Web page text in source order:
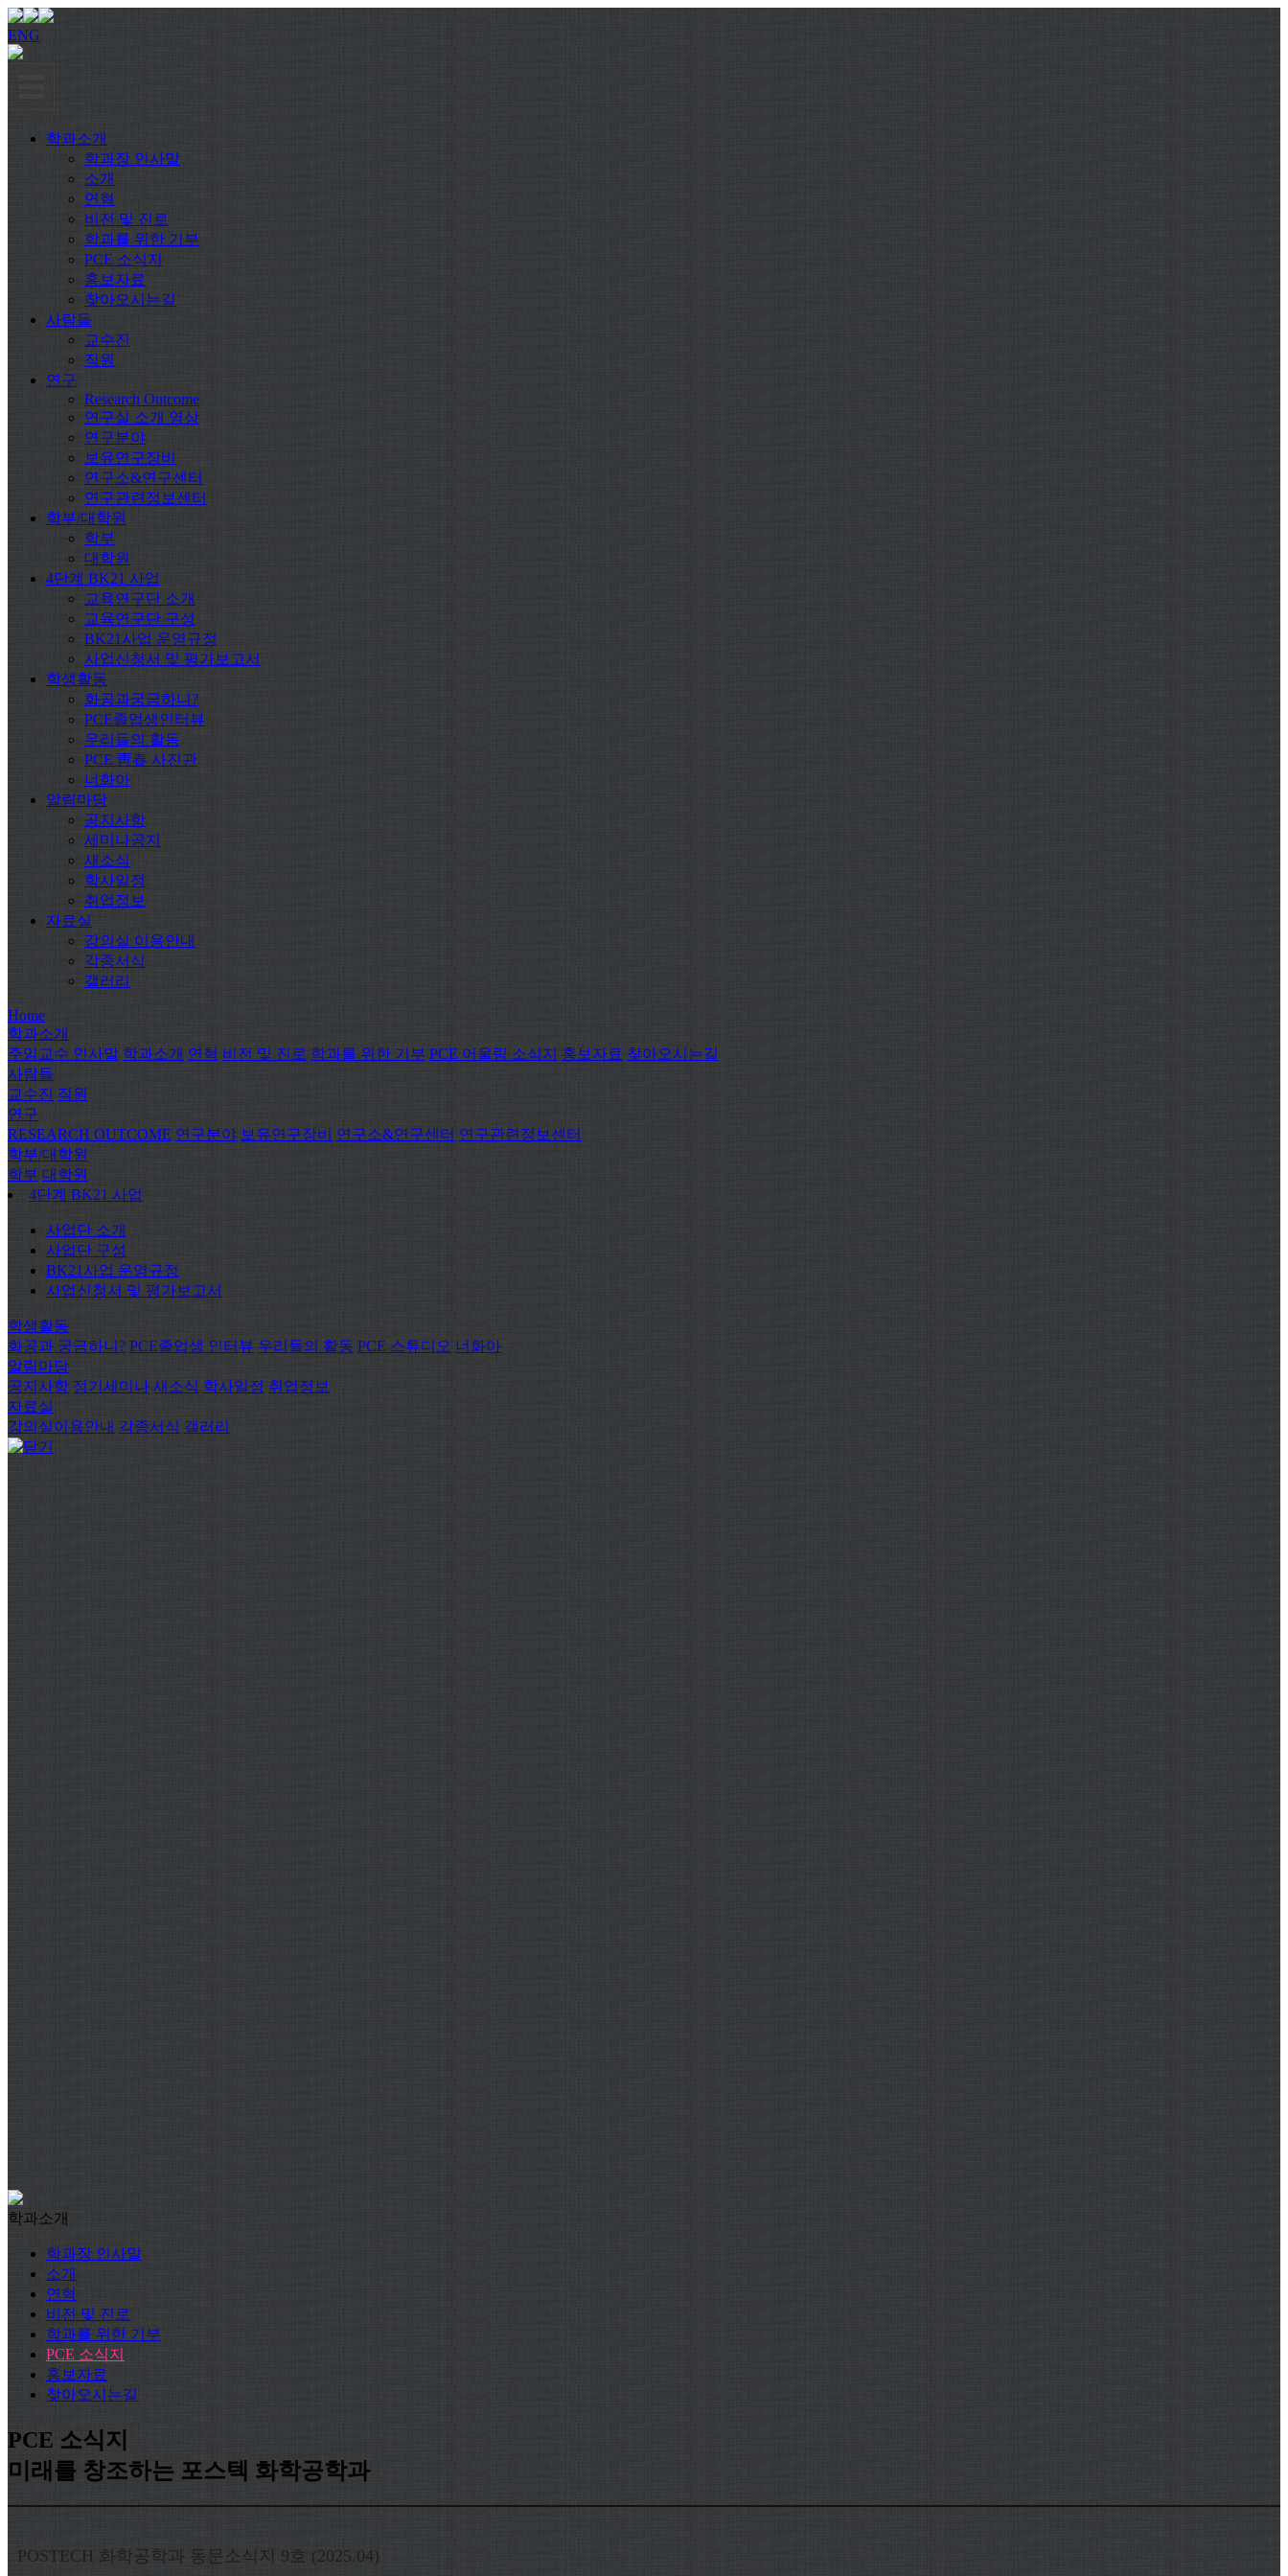
ENG
학과소개
학과장 인사말
소개
연혁
비전 및 진로
학과를 위한 기부
PCE 소식지
홍보자료
찾아오시는길
사람들
교수진
직원
연구
Research Outcome
연구실 소개 영상
연구분야
보유연구장비
연구소&연구센터
연구관련정보센터
학부/대학원
학부
대학원
4단계 BK21 사업
교육연구단 소개
교육연구단 구성
BK21사업 운영규정
사업신청서 및 평가보고서
학생활동
화공과궁금하니?
PCE졸업생인터뷰
우리들의 활동
PCE 靑春 사진관
너화아
알림마당
공지사항
세미나공지
새소식
학사일정
취업정보
자료실
강의실 이용안내
각종서식
갤러리
Home
학과소개
주임교수 인사말 학과소개 연혁 비전 및 진로 학과를 위한 기부 PCE 어울림 소식지 홍보자료 찾아오시는길
사람들
교수진 직원
연구
RESEARCH OUTCOME 연구분야 보유연구장비 연구소&연구센터 연구관련정보센터
학부/대학원
학부 대학원
4단계 BK21 사업
사업단 소개
사업단 구성
BK21사업 운영규정
사업신청서 및 평가보고서
학생활동
화공과 궁금하니? PCE졸업생 인터뷰 우리들의 활동 PCE 스튜디오 너화아
알림마당
공지사항 정기세미나 새소식 학사일정 취업정보
자료실
강의실이용안내 각종서식 갤러리
학과소개
학과장 인사말
소개
연혁
비전 및 진로
학과를 위한 기부
PCE 소식지
홍보자료
찾아오시는길
PCE 소식지
미래를 창조하는 포스텍 화학공학과
POSTECH 화학공학과 동문소식지 9호 (2025.04)